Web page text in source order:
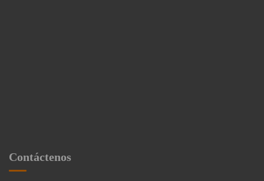
Contáctenos